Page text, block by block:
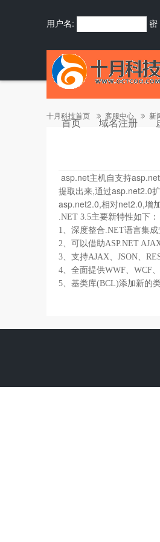
用户名:
首页 域名注册
十月科技首页 客服中心 新
asp.net主机自支持
提取出来,通过asp.net2.0
asp.net2.0,相对net2.0,增
.NET 3.5主要新特性如下：
1、深度整合.NET语言集
2、可以借助ASP.NET
3、支持AJAX、JSON、
4、全面提供WWF、WCF
5、基类库(BCL)添加新的